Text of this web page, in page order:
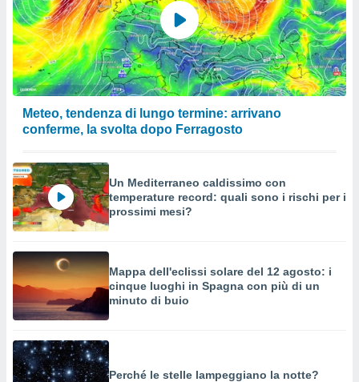
Meteo, tendenza di lungo termine: arrivano
conferme, la svolta dopo Ferragosto
Un Mediterraneo caldissimo con
temperature record: quali sono i rischi per i
prossimi mesi?
Mappa dell'eclissi solare del 12 agosto: i
cinque luoghi in Spagna con più di un
minuto di buio
Perché le stelle lampeggiano la notte?